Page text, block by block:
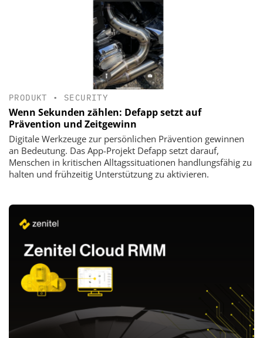
PRODUKT • SECURITY
Wenn Sekunden zählen: Defapp setzt auf
Prävention und Zeitgewinn
Digitale Werkzeuge zur persönlichen Prävention gewinnen
an Bedeutung. Das App-Projekt Defapp setzt darauf,
Menschen in kritischen Alltagssituationen handlungsfähig zu
halten und frühzeitig Unterstützung zu aktivieren.